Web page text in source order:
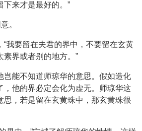
下来才是最好的。”
。
“我要留在夫君的界中，不要留在玄黄
界或者别的地方。”
岂能不知道师琼华的意思。假如造化
，他的界必定会化为虚无。师琼华这
思，若是留在玄黄珠中，那玄黄珠很